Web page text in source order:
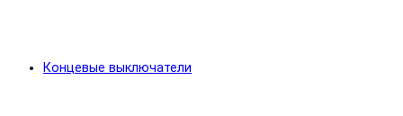
Концевые выключатели